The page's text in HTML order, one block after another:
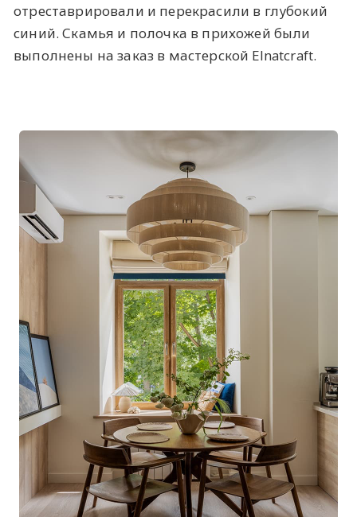
отреставрировали и перекрасили в глубокий
синий. Скамья и полочка в прихожей были
выполнены на заказ в мастерской Elnatcraft.